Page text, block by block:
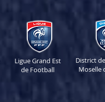
Ligue Grand Est
de Football
District
Moselle